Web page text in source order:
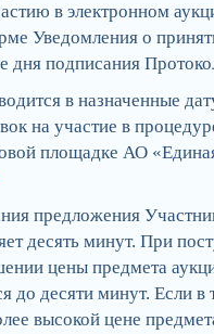
в электронном
Уведомления о
дня подписания
в назначенные
на участие в
площадке АО
предложения
десять минут. При
цены предмета
до десяти минут. Если
высокой цене